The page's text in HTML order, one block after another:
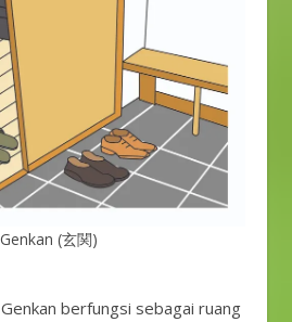
Genkan (玄関)
Genkan berfungsi sebagai ruang